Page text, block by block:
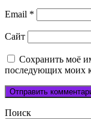
Email *
Сайт
Сохранить моё
последующих моих
Поиск